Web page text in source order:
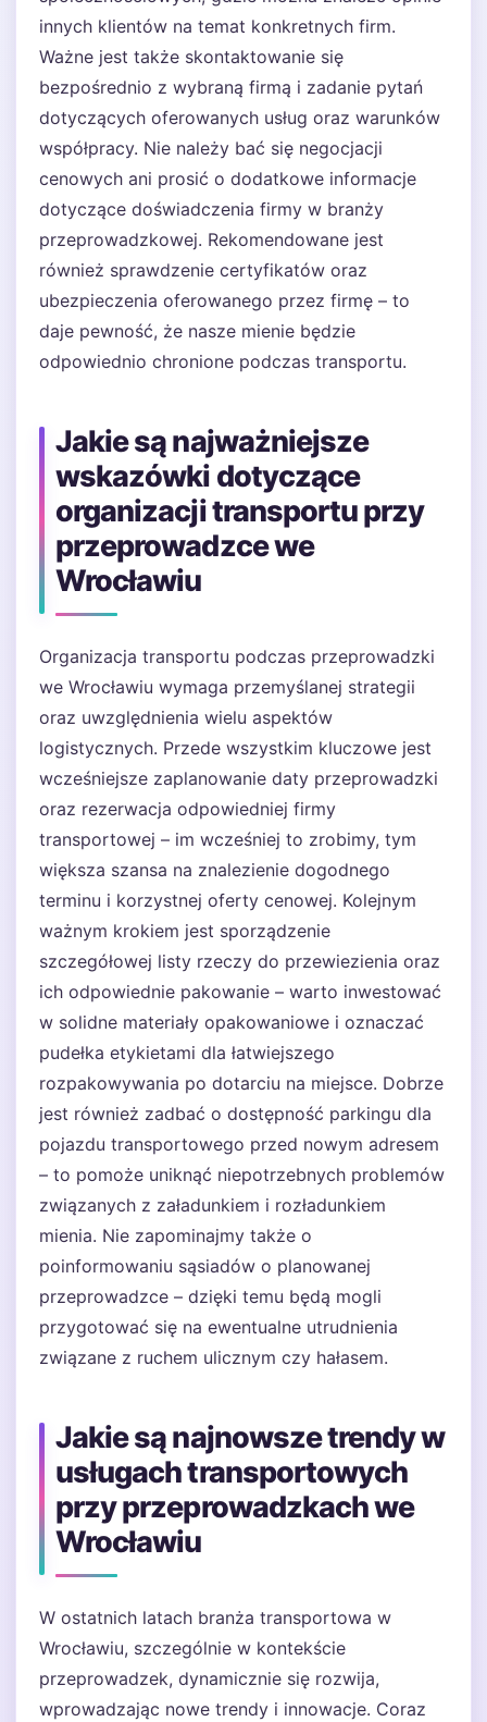
innych klientów na temat konkretnych firm.
Ważne jest także skontaktowanie się
bezpośrednio z wybraną firmą i zadanie pytań
dotyczących oferowanych usług oraz warunków
współpracy. Nie należy bać się negocjacji
cenowych ani prosić o dodatkowe informacje
dotyczące doświadczenia firmy w branży
przeprowadzkowej. Rekomendowane jest
również sprawdzenie certyfikatów oraz
ubezpieczenia oferowanego przez firmę – to
daje pewność, że nasze mienie będzie
odpowiednio chronione podczas transportu.
Jakie są najważniejsze
wskazówki dotyczące
organizacji transportu przy
przeprowadzce we
Wrocławiu
Organizacja transportu podczas przeprowadzki
we Wrocławiu wymaga przemyślanej strategii
oraz uwzględnienia wielu aspektów
logistycznych. Przede wszystkim kluczowe jest
wcześniejsze zaplanowanie daty przeprowadzki
oraz rezerwacja odpowiedniej firmy
transportowej – im wcześniej to zrobimy, tym
większa szansa na znalezienie dogodnego
terminu i korzystnej oferty cenowej. Kolejnym
ważnym krokiem jest sporządzenie
szczegółowej listy rzeczy do przewiezienia oraz
ich odpowiednie pakowanie – warto inwestować
w solidne materiały opakowaniowe i oznaczać
pudełka etykietami dla łatwiejszego
rozpakowywania po dotarciu na miejsce. Dobrze
jest również zadbać o dostępność parkingu dla
pojazdu transportowego przed nowym adresem
– to pomoże uniknąć niepotrzebnych problemów
związanych z załadunkiem i rozładunkiem
mienia. Nie zapominajmy także o
poinformowaniu sąsiadów o planowanej
przeprowadzce – dzięki temu będą mogli
przygotować się na ewentualne utrudnienia
związane z ruchem ulicznym czy hałasem.
Jakie są najnowsze trendy w
usługach transportowych
przy przeprowadzkach we
Wrocławiu
W ostatnich latach branża transportowa w
Wrocławiu, szczególnie w kontekście
przeprowadzek, dynamicznie się rozwija,
wprowadzając nowe trendy i innowacje. Coraz